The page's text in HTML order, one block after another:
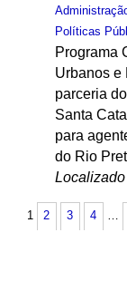
Políticas
Programa
Urbanos e
parceria
Santa
para
do Rio
1 2 3 4 …